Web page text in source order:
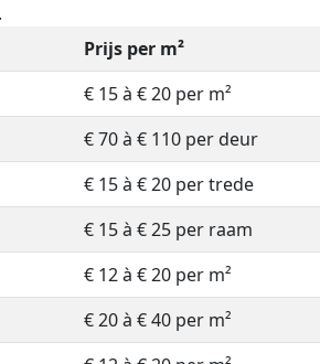
Prijs per m²
€ 15 à € 20 per m²
€ 70 à € 110 per deur
€ 15 à € 20 per trede
€ 15 à € 25 per raam
€ 12 à € 20 per m²
€ 20 à € 40 per m²